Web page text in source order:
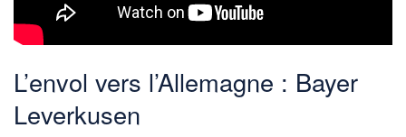
L’envol vers l’Allemagne : Bayer
Leverkusen